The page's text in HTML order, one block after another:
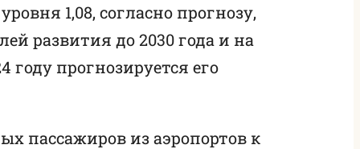
1,08, согласно прогнозу,
развития до 2030 года и на
году прогнозируется его
пассажиров из аэропортов к